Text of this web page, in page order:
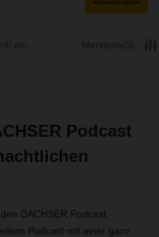
Merkliste(0)
Podcast
DACHSER Podcast
Podcast mit einer ganz